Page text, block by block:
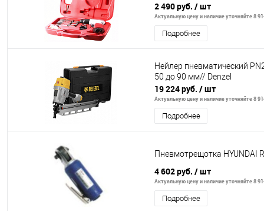
2 490 руб. / шт
Актуальную цену и наличие уточняйте 8
Подробнее
Нейлер пневматический
50 до 90 мм// Denzel
19 224 руб. / шт
Актуальную цену и наличие уточняйте 8
Подробнее
Пневмотрещотка HYUNDAI
4 602 руб. / шт
Актуальную цену и наличие уточняйте 8
Подробнее